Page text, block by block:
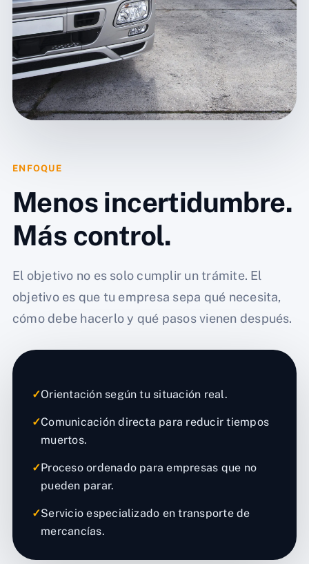
ENFOQUE
Menos incertidumbre.
Más control.
El objetivo no es solo cumplir un trámite. El
objetivo es que tu empresa sepa qué necesita,
cómo debe hacerlo y qué pasos vienen después.
✓Orientación según tu situación real.
✓Comunicación directa para reducir tiempos
muertos.
✓Proceso ordenado para empresas que no
pueden parar.
✓Servicio especializado en transporte de
mercancías.